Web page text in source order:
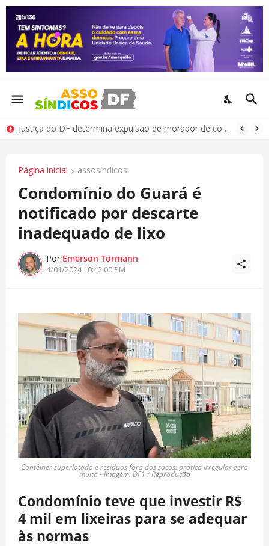
Justiça do DF determina expulsão de morador de condomínio por comportamento antissocial
Página inicial assosindicos
Condomínio do Guará é
notificado por descarte
inadequado de lixo
Por Emerson Tormann
4/01/2024 10:42:00 PM
Contêiner superlotado e resíduos fora dos sacos: prática irregular gera
multa - Imagem: DF1 / Reprodução
Condomínio teve que investir R$
4 mil em lixeiras para se adequar
às normas